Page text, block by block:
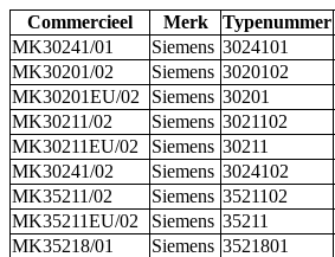
Commercieel Merk Typenummer
MK30241/01
Siemens 3024101
MK30201/02
Siemens 3020102
MK30201EU/02
Siemens 30201
MK30211/02
Siemens 3021102
MK30211EU/02
Siemens 30211
MK30241/02
Siemens 3024102
MK35211/02
Siemens 3521102
MK35211EU/02
Siemens 35211
MK35218/01
Siemens 3521801